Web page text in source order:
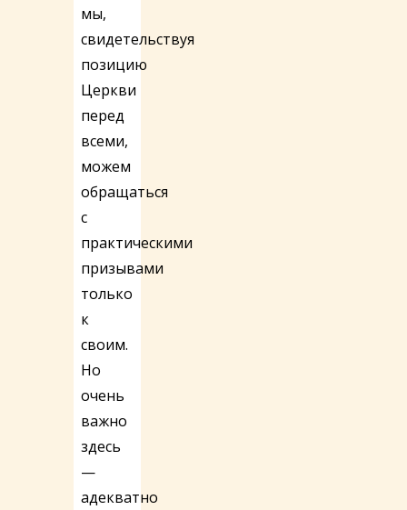
мы,
свидетельствуя
позицию
Церкви
перед
всеми,
можем
обращаться
с
практическими
призывами
только
к
своим.
Но
очень
важно
здесь
—
адекватно